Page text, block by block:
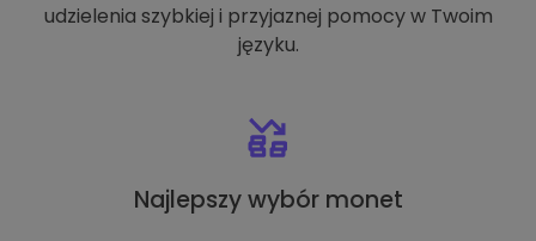
udzielenia szybkiej i przyjaznej pomocy w Twoim
języku.
Najlepszy wybór monet